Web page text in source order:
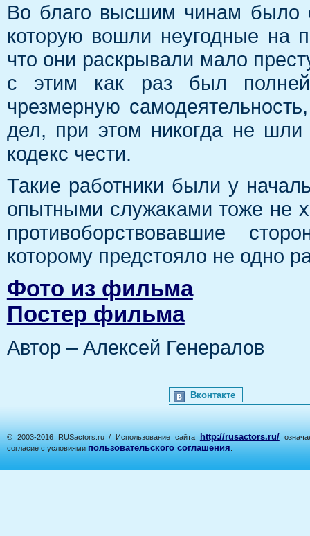
Во благо высшим чинам было
которую вошли неугодные на
что они раскрывали мало
с этим как раз был
чрезмерную
дел, при этом никогда не
кодекс чести.
Такие работники были у
опытными служаками тоже не
противоборствовавшие
которому предстояло не одно
Фото из фильма
Постер фильма
Автор – Алексей Генералов
Вконтакте
© 2003-2016 RUSactors.ru / Использование сайта http://rusactors.ru/
согласие с условиями пользовательского соглашения